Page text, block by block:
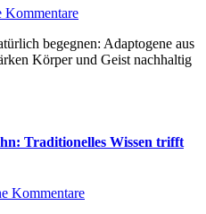
Kommentare
Körper und Geist nachhaltig
Traditionelles Wissen trifft
Kommentare